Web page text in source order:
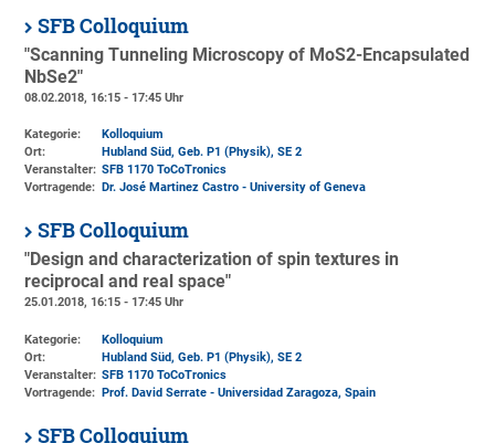
SFB Colloquium
"Scanning Tunneling Microscopy of MoS2-Encapsulated
NbSe2"
08.02.2018, 16:15 - 17:45 Uhr
Kategorie:
Kolloquium
Ort:
Hubland Süd, Geb. P1 (Physik), SE 2
Veranstalter: SFB 1170 ToCoTronics
Vortragende:
Dr. José Martinez Castro - University of Geneva
SFB Colloquium
"Design and characterization of spin textures in
reciprocal and real space"
25.01.2018, 16:15 - 17:45 Uhr
Kategorie:
Kolloquium
Ort:
Hubland Süd, Geb. P1 (Physik), SE 2
Veranstalter: SFB 1170 ToCoTronics
Vortragende: Prof. David Serrate - Universidad Zaragoza, Spain
SFB Colloquium